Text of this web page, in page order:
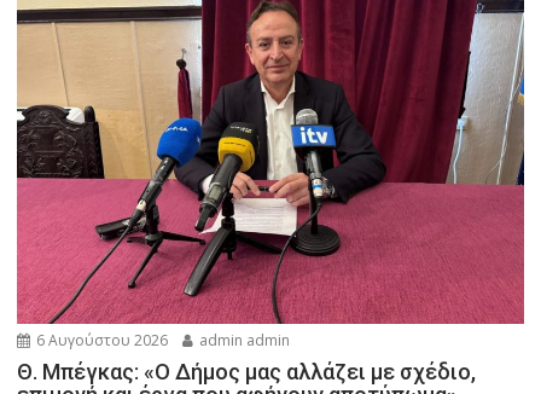
6 Αυγούστου 2026 admin admin
Θ. Μπέγκας: «Ο Δήμος μας αλλάζει με σχέδιο,